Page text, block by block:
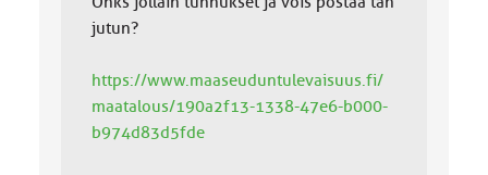
jutun?
https://www.maaseuduntulevaisuus.fi/
maatalous/190a2f13-1338-47e6-b000-
b974d83d5fde